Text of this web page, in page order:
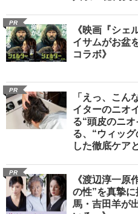
PR
《映画『シェ
イサムがお盆
コラボ》
PR
「えっ、こん
イターのニオ
る“頭皮のニ
る、“ウィッ
した徹底ケア
PR
《渡辺淳一原
の性”を真摯
馬・吉田羊が